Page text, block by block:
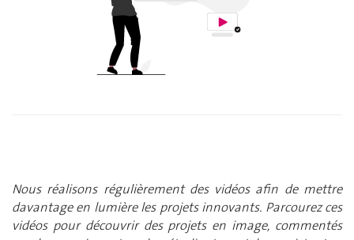
Nous réalisons régulièrement des vidéos afin de mettre
davantage en lumière les projets innovants. Parcourez ces
vidéos pour découvrir des projets en image, commentés